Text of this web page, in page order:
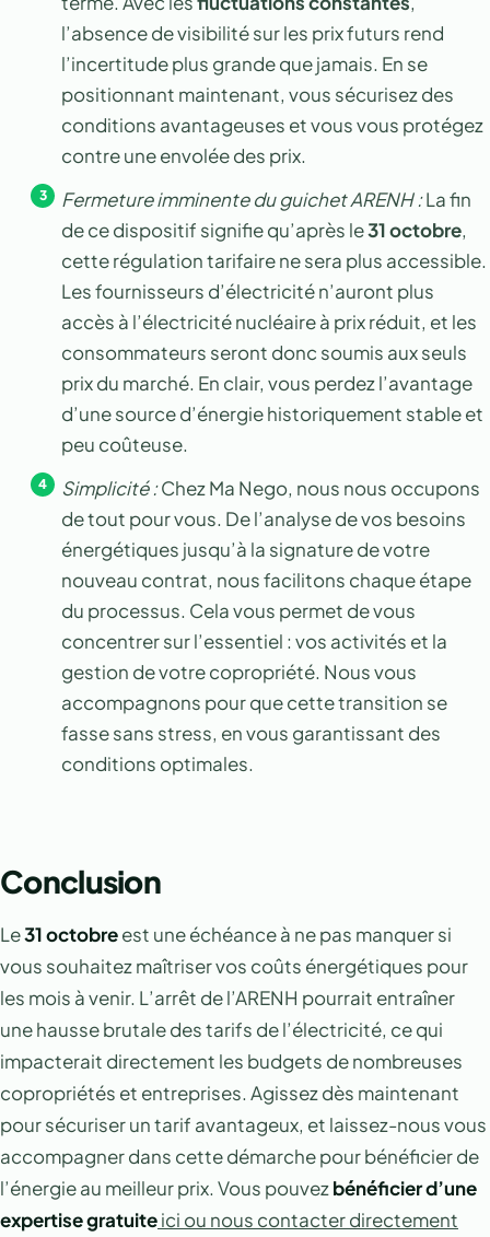
l’absence de visibilité sur les prix futurs rend
l’incertitude plus grande que jamais. En se
positionnant maintenant, vous sécurisez des
conditions avantageuses et vous vous protégez
contre une envolée des prix.
Fermeture imminente du guichet ARENH :La fin
de ce dispositif signifie qu’après le31 octobre,
cette régulation tarifaire ne sera plus accessible.
Les fournisseurs d’électricité n’auront plus
accès à l’électricité nucléaire à prix réduit, et les
consommateurs seront donc soumis aux seuls
prix du marché. En clair, vous perdez l’avantage
d’une source d’énergie historiquement stable et
peu coûteuse.
Simplicité :Chez Ma Nego, nous nous occupons
de tout pour vous. De l’analyse de vos besoins
énergétiques jusqu’à la signature de votre
nouveau contrat, nous facilitons chaque étape
du processus. Cela vous permet de vous
concentrer sur l’essentiel : vos activités et la
gestion de votre copropriété. Nous vous
accompagnons pour que cette transition se
fasse sans stress, en vous garantissant des
conditions optimales.
Conclusion
Le31 octobreest une échéance à ne pas manquer si
vous souhaitez maîtriser vos coûts énergétiques pour
les mois à venir. L’arrêt de l’ARENH pourrait entraîner
une hausse brutale des tarifs de l’électricité, ce qui
impacterait directement les budgets de nombreuses
copropriétés et entreprises. Agissez dès maintenant
pour sécuriser un tarif avantageux, et laissez-nous vous
accompagner dans cette démarche pour bénéficier de
l’énergie au meilleur prix. Vous pouvezbénéficier d’une
expertise gratuiteici ou nous contacter directement